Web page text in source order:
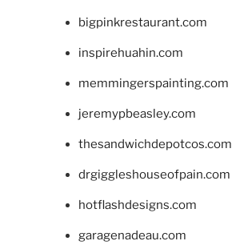
bigpinkrestaurant.com
inspirehuahin.com
memmingerspainting.com
jeremypbeasley.com
thesandwichdepotcos.com
drgiggleshouseofpain.com
hotflashdesigns.com
garagenadeau.com